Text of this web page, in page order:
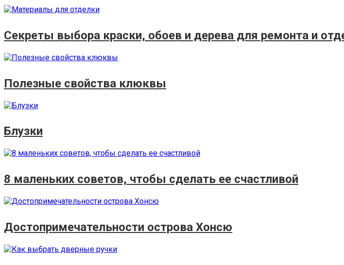
Секреты выбора краски, обоев и дерева для ремонта и
Полезные свойства клюквы
Блузки
8 маленьких советов, чтобы сделать ее счастливой
Достопримечательности острова Хонсю